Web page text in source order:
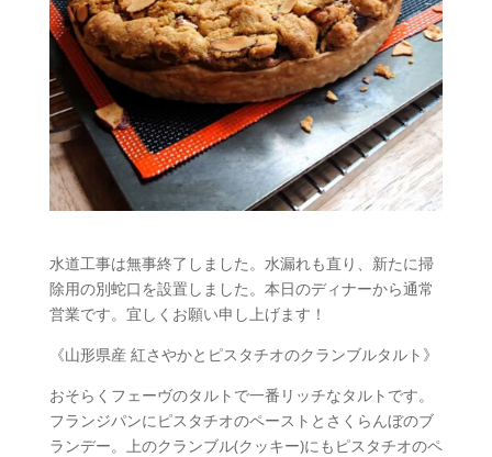
水道工事は無事終了しました。水漏れも直り、新たに掃
除用の別蛇口を設置しました。本日のディナーから通常
営業です。宜しくお願い申し上げます！
《山形県産 紅さやかとピスタチオのクランブルタルト》
おそらくフェーヴのタルトで一番リッチなタルトです。
フランジパンにピスタチオのペーストとさくらんぼのブ
ランデー。上のクランブル(クッキー)にもピスタチオのペ